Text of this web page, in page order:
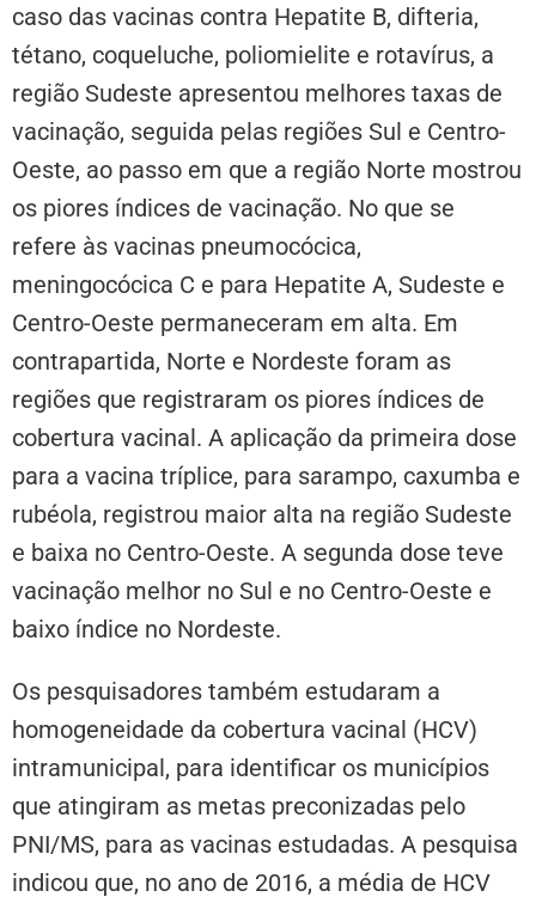
caso das vacinas contra Hepatite B, difteria,
tétano, coqueluche, poliomielite e rotavírus, a
região Sudeste apresentou melhores taxas de
vacinação, seguida pelas regiões Sul e Centro-
Oeste, ao passo em que a região Norte mostrou
os piores índices de vacinação. No que se
refere às vacinas pneumocócica,
meningocócica C e para Hepatite A, Sudeste e
Centro-Oeste permaneceram em alta. Em
contrapartida, Norte e Nordeste foram as
regiões que registraram os piores índices de
cobertura vacinal. A aplicação da primeira dose
para a vacina tríplice, para sarampo, caxumba e
rubéola, registrou maior alta na região Sudeste
e baixa no Centro-Oeste. A segunda dose teve
vacinação melhor no Sul e no Centro-Oeste e
baixo índice no Nordeste.
Os pesquisadores também estudaram a
homogeneidade da cobertura vacinal (HCV)
intramunicipal, para identificar os municípios
que atingiram as metas preconizadas pelo
PNI/MS, para as vacinas estudadas. A pesquisa
indicou que, no ano de 2016, a média de HCV